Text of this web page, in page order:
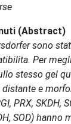
(Abstract)
sono
Per
stesso gel
e
PRX,
SOD)